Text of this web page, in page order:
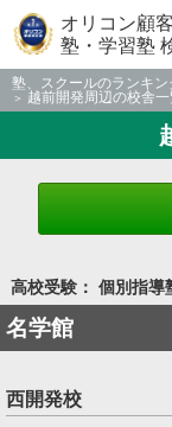
オリコン顧
塾・学習塾
塾、スクールのランキン
越前開発周辺の校舎一
高校受験： 個別指導
名学館
西開発校